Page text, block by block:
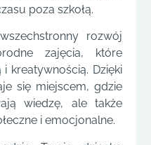
poza szkołą.
rozwój
zajęcia, które
kreatywnością. Dzięki
się miejscem, gdzie
wiedzę, ale także
i emocjonalne.